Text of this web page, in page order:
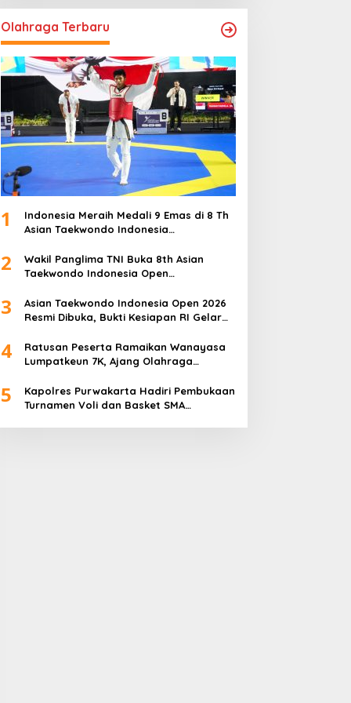
Olahraga Terbaru
1
Indonesia Meraih Medali 9 Emas di 8 Th
Asian Taekwondo Indonesia
2
Wakil Panglima TNI Buka 8th Asian
Taekwondo Indonesia Open
3
Asian Taekwondo Indonesia Open 2026
Resmi Dibuka, Bukti Kesiapan RI Gelar
4
Ratusan Peserta Ramaikan Wanayasa
Lumpatkeun 7K, Ajang Olahraga
5
Kapolres Purwakarta Hadiri Pembukaan
Turnamen Voli dan Basket SMA